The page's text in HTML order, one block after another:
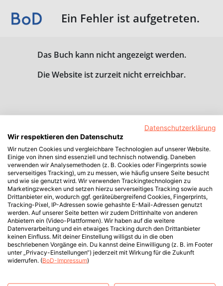
Ein Fehler ist aufgetreten.
Das Buch kann nicht angezeigt werden.
Die Website ist zurzeit nicht erreichbar.
Datenschutzerklärung
Wir respektieren den Datenschutz
Wir nutzen Cookies und vergleichbare Technologien auf unserer Website.
Einige von ihnen sind essenziell und technisch notwendig. Daneben
verwenden wir Analysemethoden (z. B. Cookies oder Fingerprints sowie
serverseitiges Tracking), um zu messen, wie häufig unsere Seite besucht
und wie sie genutzt wird. Wir verwenden Trackingtechnologien zu
Marketingzwecken und setzen hierzu serverseitiges Tracking sowie auch
Drittanbieter ein, wodurch ggf. geräteübergreifend Cookies, Fingerprints,
Tracking-Pixel, IP-Adressen sowie gehashte E-Mail-Adressen genutzt
werden. Auf unserer Seite betten wir zudem Drittinhalte von anderen
Anbietern ein (Video-Plattformen). Wir haben auf die weitere
Datenverarbeitung und ein etwaiges Tracking durch den Drittanbieter
keinen Einfluss. Mit deiner Einstellung willigst du in die oben
beschriebenen Vorgänge ein. Du kannst deine Einwilligung (z. B. im Footer
unter „Privacy-Einstellungen“) jederzeit mit Wirkung für die Zukunft
widerrufen. (BoD-Impressum)